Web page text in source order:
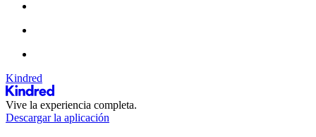
Kindred
Vive la experiencia completa.
Descargar la aplicación